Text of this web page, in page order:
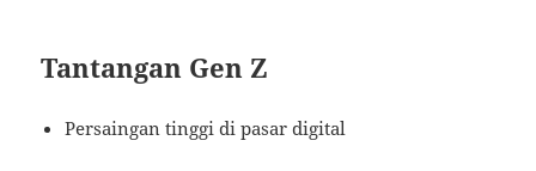
Tantangan Gen Z
Persaingan tinggi di pasar digital